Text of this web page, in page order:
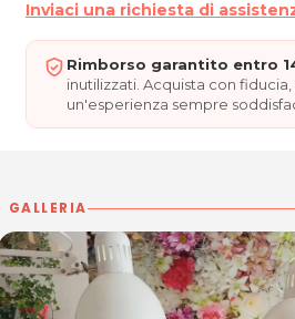
Inviaci una richiesta di
Rimborso garantito entro
inutilizzati. Acquista con
un'esperienza sempre
GALLERIA